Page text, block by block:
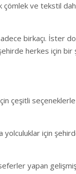
ve tekstil
birkaçı. İster
herkes için bir
çeşitli
yolculuklar için
yapan